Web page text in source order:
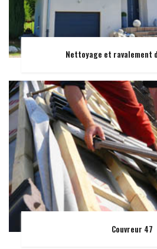
Nettoyage et ravalement
Couvreur 47